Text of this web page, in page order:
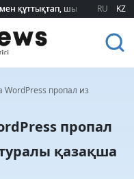
құттықтап, шығармашылық
құттықтап, шығармашылық
RU KZ
пропал из
пропал
қазақша